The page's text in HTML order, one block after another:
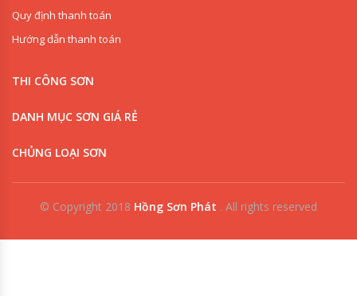
Quy định thanh toán
Hướng dẫn thanh toán
THI CÔNG SƠN
DANH MỤC SƠN GIÁ RẺ
CHỦNG LOẠI SƠN
© Copyright 2018 Hồng Sơn Phát . All rights reserved